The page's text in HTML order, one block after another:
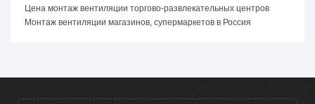
Цена монтаж вентиляции торгово-развлекательных центров
Монтаж вентиляции магазинов, супермаркетов в Россия